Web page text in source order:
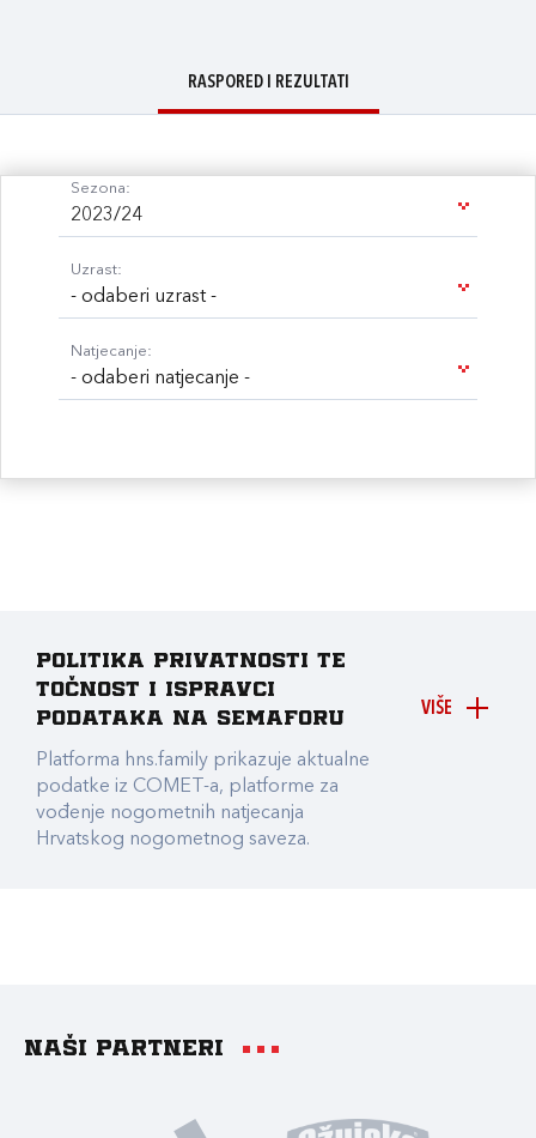
RASPORED I REZULTATI
Sezona:
2023/24
Uzrast:
- odaberi uzrast -
Natjecanje:
- odaberi natjecanje -
VIŠE
Politika privatnosti te
točnost i ispravci
podataka na Semaforu
Platforma hns.family prikazuje aktualne
podatke iz COMET-a, platforme za
vođenje nogometnih natjecanja
Hrvatskog nogometnog saveza.
Naši partneri